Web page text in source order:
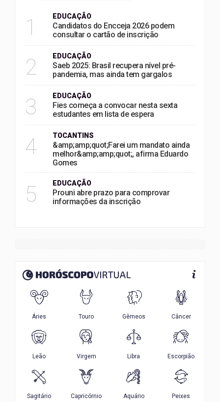
1 EDUCAÇÃO
Candidatos do Encceja 2026 podem
consultar o cartão de inscrição
2 EDUCAÇÃO
Saeb 2025: Brasil recupera nível pré-
pandemia, mas ainda tem gargalos
3 EDUCAÇÃO
Fies começa a convocar nesta sexta
estudantes em lista de espera
4 TOCANTINS
&amp;amp;quot;Farei um mandato ainda
melhor&amp;amp;quot;, afirma Eduardo
Gomes
5 EDUCAÇÃO
Prouni abre prazo para comprovar
informações da inscrição